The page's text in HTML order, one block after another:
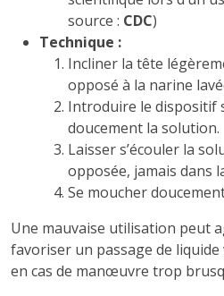
source : CDC)
Technique :
Incliner la tête
opposé à la narine
Introduire le dispositif
doucement la solution.
Laisser s’écouler la
opposée, jamais dans
Se moucher
Une mauvaise utilisation peut
favoriser un passage de liquide
en cas de manœuvre trop